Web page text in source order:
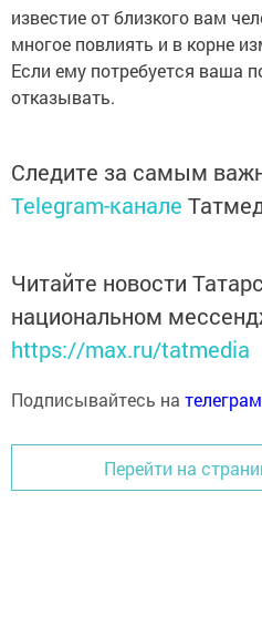
известие от близкого вам
многое повлиять и в корне
Если ему потребуется ваша
отказывать.
Следите за самым
Telegram-канале
Читайте новости
национальном
https://max.ru/tatmedia
Подписывайтесь на
Перейти на